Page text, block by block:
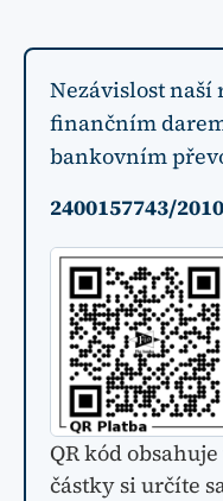
Nezávislost naší
finančním
bankovním
2400157743/2010
QR kód
částky si určíte